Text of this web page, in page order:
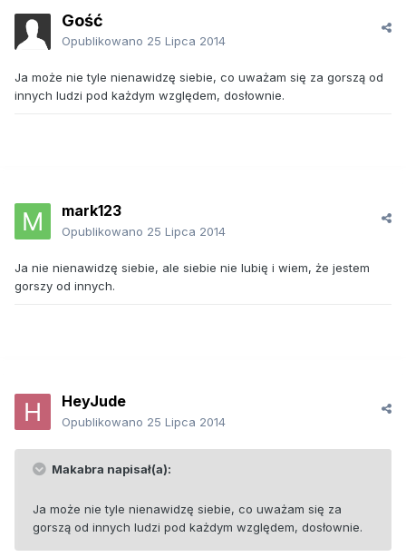
Gość
Opublikowano 25 Lipca 2014
Ja może nie tyle nienawidzę siebie, co uważam się za gorszą od
innych ludzi pod każdym względem, dosłownie.
mark123
Opublikowano 25 Lipca 2014
Ja nie nienawidzę siebie, ale siebie nie lubię i wiem, że jestem
gorszy od innych.
HeyJude
Opublikowano 25 Lipca 2014
Makabra napisał(a):
Ja może nie tyle nienawidzę siebie, co uważam się za
gorszą od innych ludzi pod każdym względem, dosłownie.